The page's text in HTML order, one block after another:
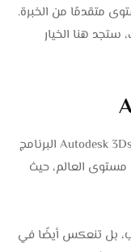
متقدمًا من الخبرة.
هنا الخيار
وفقًا لتقرير صادر عن موقع 6sense، يعد Autodesk 3Ds Max البرنامج
العالم، حيث
بل تنعكس أيضًا في